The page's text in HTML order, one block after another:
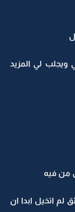
ويجلب لي المزيد
من فيه
اتخيل ابدا ان